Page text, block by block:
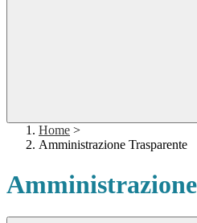
Home >
Amministrazione Trasparente